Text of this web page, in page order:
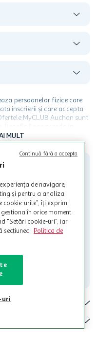
persoanelor fizice care
inscrierii și care accepta
MyCLUB Auchan sunt
se acorda in
data in perioada promotiei.
cu magazinele Auchan
indicate de Auchan si
sau pentru alte
in care sunt efectuate
de utilizarea al Cardului.
MULT
ne!
de navigare,
și pentru a analiza
cookie-urile”, îți exprimi
în orice moment
"Setări cookie-uri", iar
secțiunea
Politica de
uri
Continuă fără a accepta